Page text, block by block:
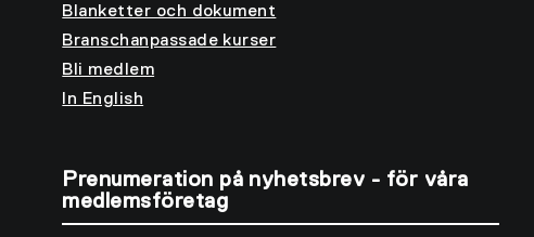
Blanketter och dokument
Branschanpassade kurser
Bli medlem
In English
Prenumeration på nyhetsbrev - för våra
medlemsföretag